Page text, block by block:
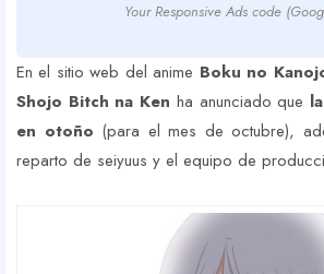
Your Responsive Ads code
En el sitio web del anime Boku no
Shojo Bitch na Ken ha anunciado que
en otoño (para el mes de octubre),
reparto de seiyuus y el equipo de